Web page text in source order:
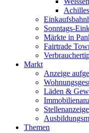
Sonntags-
Märkte in
Fairtrade
Markt
Anzeige
Läden &
Themen